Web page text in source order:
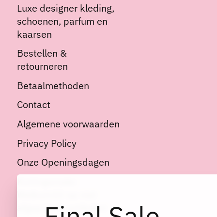
Luxe designer kleding,
schoenen, parfum en
kaarsen
Bestellen &
retourneren
Betaalmethoden
Contact
Algemene voorwaarden
Privacy Policy
Onze Openingsdagen
afgeprijsde artikelen